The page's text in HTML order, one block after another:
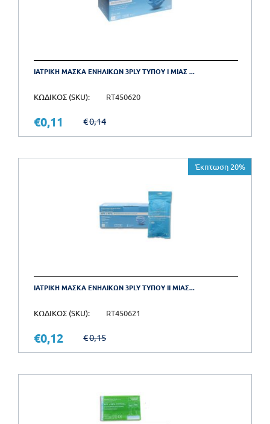
ΙΑΤΡΙΚΗ ΜΑΣΚΑ ΕΝΗΛΙΚΩΝ 3PLY ΤΥΠΟΥ Ι ΜΙΑΣ ...
ΚΩΔΙΚΟΣ (SKU): RT450620
€0,14
€0,11
Έκπτωση 20%
ΙΑΤΡΙΚΗ ΜΑΣΚΑ ΕΝΗΛΙΚΩΝ 3PLY ΤΥΠΟΥ ΙΙ ΜΙΑΣ...
ΚΩΔΙΚΟΣ (SKU): RT450621
€0,15
€0,12